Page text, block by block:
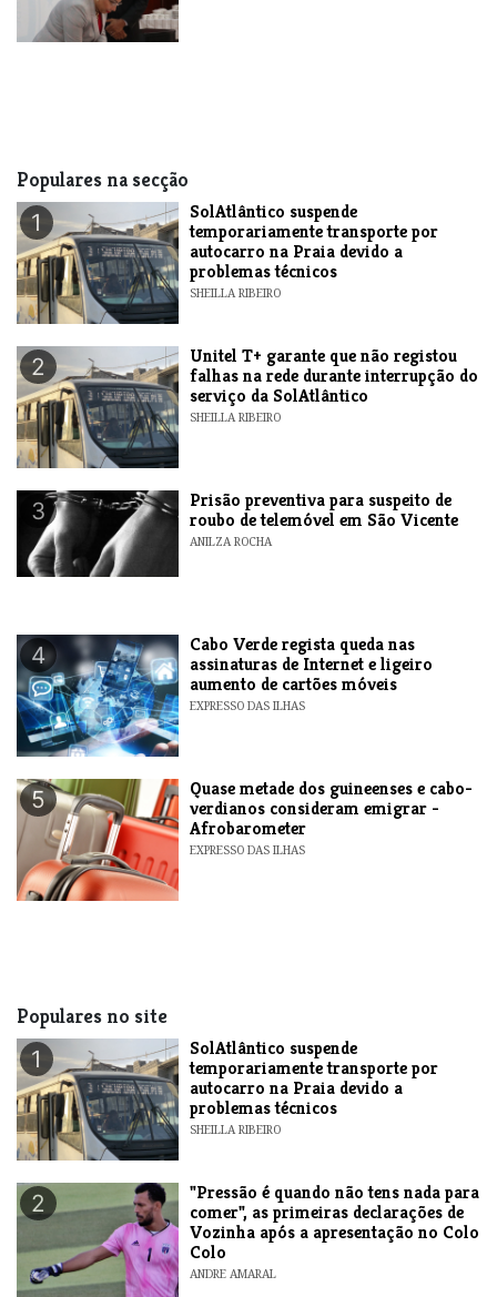
Populares na secção
1
SolAtlântico suspende
temporariamente transporte por
autocarro na Praia devido a
problemas técnicos
SHEILLA RIBEIRO
2
Unitel T+ garante que não registou
falhas na rede durante interrupção do
serviço da SolAtlântico
SHEILLA RIBEIRO
3
Prisão preventiva para suspeito de
roubo de telemóvel em São Vicente
ANILZA ROCHA
4
Cabo Verde regista queda nas
assinaturas de Internet e ligeiro
aumento de cartões móveis
EXPRESSO DAS ILHAS
5
Quase metade dos guineenses e cabo-
verdianos consideram emigrar -
Afrobarometer
EXPRESSO DAS ILHAS
Populares no site
1
SolAtlântico suspende
temporariamente transporte por
autocarro na Praia devido a
problemas técnicos
SHEILLA RIBEIRO
2
"Pressão é quando não tens nada para
comer", as primeiras declarações de
Vozinha após a apresentação no Colo
Colo
ANDRE AMARAL